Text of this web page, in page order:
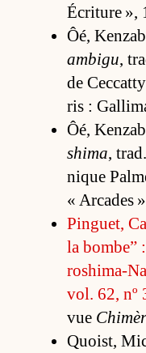
Écri­ture »,
Ôé,
am­bigu,
de
ris :
Ôé,
shima,
nique
« Ar­cades
Pin­guet,
la
ro­shi­ma-
vol. 62, nº
vue
Quoist,